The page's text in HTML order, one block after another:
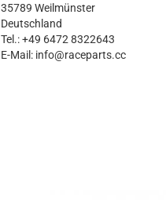
35789 Weilmünster
Deutschland
Tel.: +49 6472 8322643
E-Mail: info@raceparts.cc